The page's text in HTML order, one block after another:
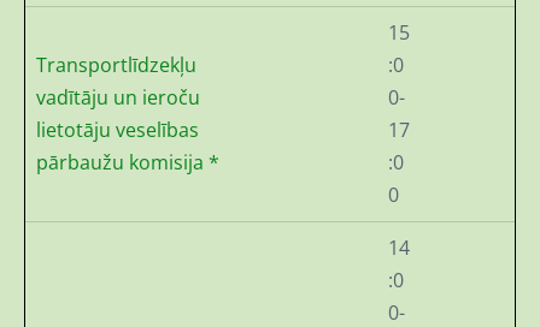
Transportlīdzekļu
vadītāju un ieroču
lietotāju veselības
pārbaužu komisija *
15
:0
0-
17
:0
0
14
:0
0-